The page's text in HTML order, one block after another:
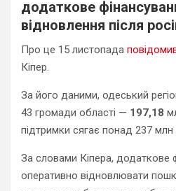
додаткове
відновлення після
Про це 15 листопада
Кіпер.
За його даними, одеський
43 громади області — 197,18
підтримки сягає понад 237 млн
За словами Кіпера, додаткове
оперативно відновлювати